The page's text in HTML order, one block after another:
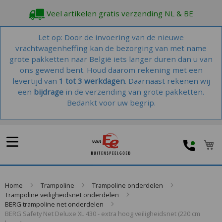
Veel artikelen gratis verzending NL & BE
Let op: Door de invoering van de nieuwe
vrachtwagenheffing kan de bezorging van met name
grote pakketten naar België iets langer duren dan u van
ons gewend bent. Houd daarom rekening met een
levertijd van 1 tot 3 werkdagen. Daarnaast rekenen wij
een bijdrage in de verzending van grote pakketten.
Bedankt voor uw begrip.
Home Trampoline
Trampoline onderdelen
Trampoline veiligheidsnet onderdelen
BERG trampoline net onderdelen
BERG Safety Net Deluxe XL 430 - extra hoog veiligheidsnet (220 cm